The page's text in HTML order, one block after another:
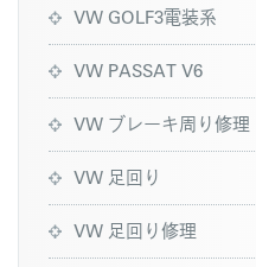
VW GOLF3電装系
VW PASSAT V6
VW ブレーキ周り修理
VW 足回り
VW 足回り修理